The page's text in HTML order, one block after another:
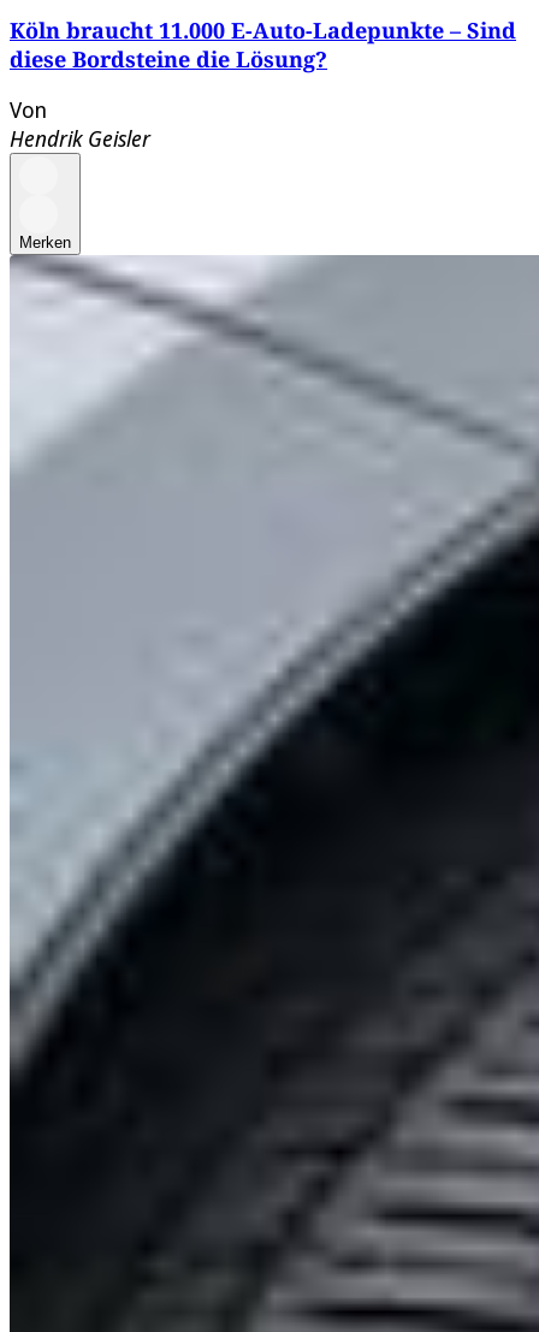
Köln braucht 11.000 E-Auto-Ladepunkte – Sind
diese Bordsteine die Lösung?
Von
Hendrik Geisler
Merken